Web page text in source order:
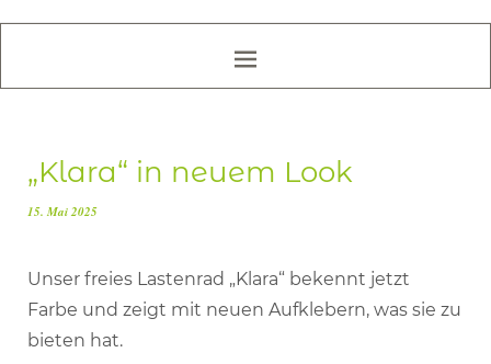
„Klara“ in neuem Look
15. Mai 2025
Unser freies Lastenrad „Klara“ bekennt jetzt
Farbe und zeigt mit neuen Aufklebern, was sie zu
bieten hat.